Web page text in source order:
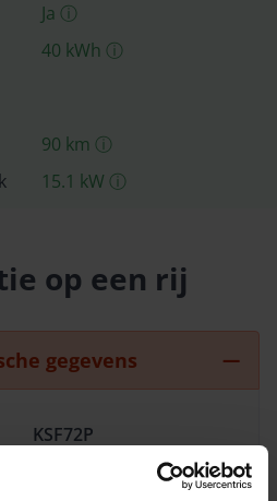
Ja ⓘ
40 kWh ⓘ
90 km ⓘ
15.1 kW ⓘ
op een rij
gegevens
KSF72P
LNNBBDEE0SC235195